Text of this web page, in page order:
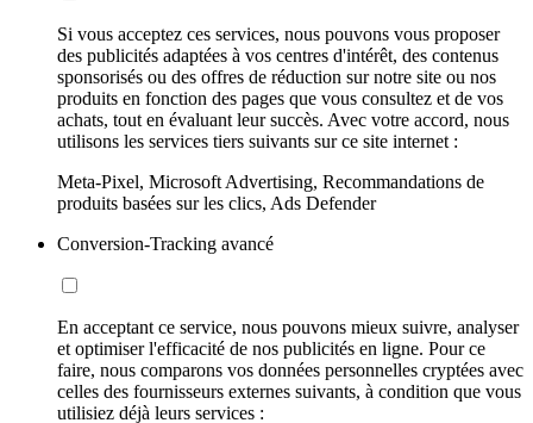
Si vous acceptez ces services, nous pouvons vous proposer
des publicités adaptées à vos centres d'intérêt, des contenus
sponsorisés ou des offres de réduction sur notre site ou nos
produits en fonction des pages que vous consultez et de vos
achats, tout en évaluant leur succès. Avec votre accord, nous
utilisons les services tiers suivants sur ce site internet :
Meta-Pixel, Microsoft Advertising, Recommandations de
produits basées sur les clics, Ads Defender
Conversion-Tracking avancé
En acceptant ce service, nous pouvons mieux suivre, analyser
et optimiser l'efficacité de nos publicités en ligne. Pour ce
faire, nous comparons vos données personnelles cryptées avec
celles des fournisseurs externes suivants, à condition que vous
utilisiez déjà leurs services :